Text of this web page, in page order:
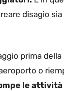
disagio
prima della
o
le